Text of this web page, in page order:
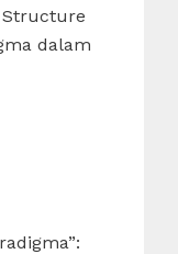
Structure
dalam